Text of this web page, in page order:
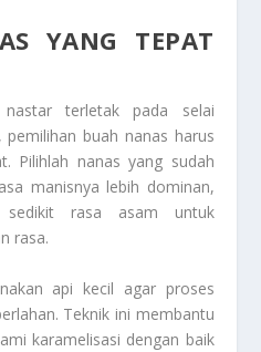
YANG TEPAT
terletak pada selai
buah nanas harus
Pilihlah nanas yang sudah
manisnya lebih dominan,
rasa asam untuk
rasa.
api kecil agar proses
Teknik ini membantu
karamelisasi dengan baik